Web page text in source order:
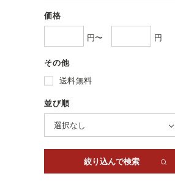
価格
円〜 円
その他
送料無料
並び順